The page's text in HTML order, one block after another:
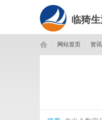
临猗生
网站首页 资